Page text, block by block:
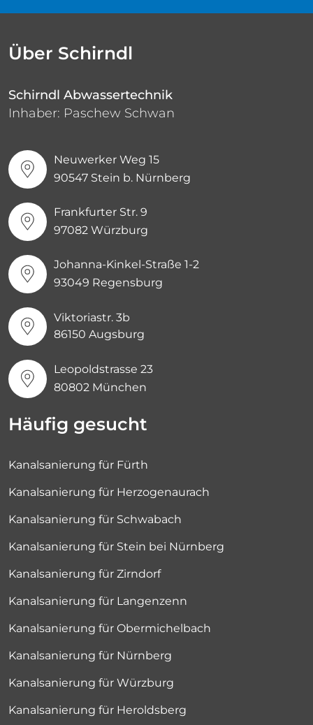
Über Schirndl
Schirndl Abwassertechnik
Inhaber: Paschew Schwan
Neuwerker Weg 15
90547 Stein b. Nürnberg
Frankfurter Str. 9
97082 Würzburg
Johanna-Kinkel-Straße 1-2
93049 Regensburg
Viktoriastr. 3b
86150 Augsburg
Leopoldstrasse 23
80802 München
Häufig gesucht
Kanalsanierung für Fürth
Kanalsanierung für Herzogenaurach
Kanalsanierung für Schwabach
Kanalsanierung für Stein bei Nürnberg
Kanalsanierung für Zirndorf
Kanalsanierung für Langenzenn
Kanalsanierung für Obermichelbach
Kanalsanierung für Nürnberg
Kanalsanierung für Würzburg
Kanalsanierung für Heroldsberg